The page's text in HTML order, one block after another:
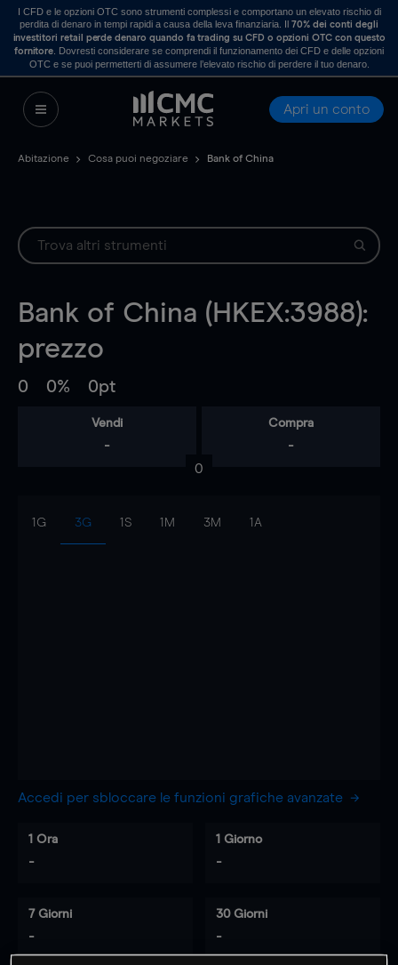
I CFD e le opzioni OTC sono strumenti complessi e comportano un elevato rischio di
perdita di denaro in tempi rapidi a causa della leva finanziaria. Il70% dei conti degli
investitori retail perde denaro quando fa trading su CFD o opzioni OTC con questo
fornitore . Dovresti considerare se comprendi il funzionamento dei CFD e delle opzioni
OTC e se puoi permetterti di assumere l’elevato rischio di perdere il tuo denaro.
Apri un conto
Abitazione Cosa puoi negoziare Bank of China
Bank of China (HKEX:3988):
prezzo
0 0% 0pt
Vendi
-
Compra
-
0
1G 3G 1S 1M 3M 1A
Accedi per sbloccare le funzioni grafiche avanzate
1 Ora
-
1 Giorno
-
7 Giorni
-
30 Giorni
-